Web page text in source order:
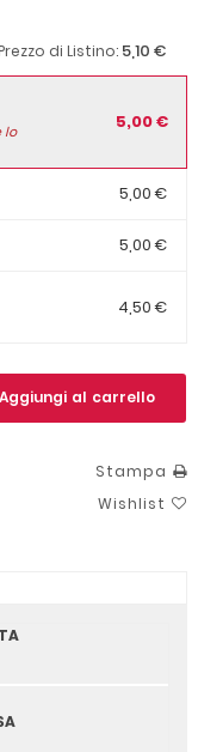
di Listino: 5,10 €
lo
5,00 €
5,00 €
5,00 €
4,50 €
Aggiungi al carrello
Stampa
Wishlist